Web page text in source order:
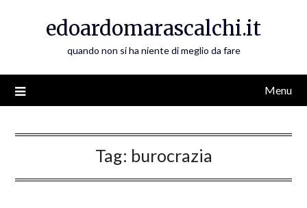
edoardomarascalchi.it
quando non si ha niente di meglio da fare
Menu
Tag: burocrazia